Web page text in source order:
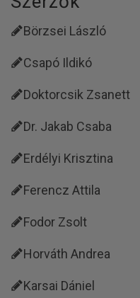
Börzsei László
Csapó Ildikó
Doktorcsik Zsanett
Dr. Jakab Csaba
Erdélyi Krisztina
Ferencz Attila
Fodor Zsolt
Horváth Andrea
Karsai Dániel